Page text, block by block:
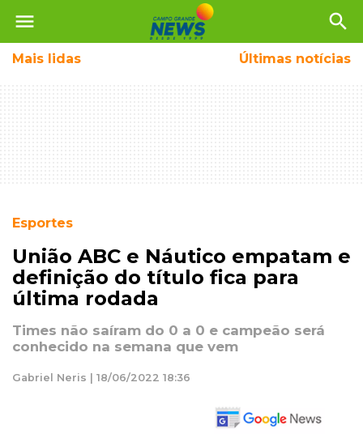
menu search
Mais lidas Últimas notícias
Esportes
União ABC e Náutico empatam e
definição do título fica para
última rodada
Times não saíram do 0 a 0 e campeão será
conhecido na semana que vem
Gabriel Neris | 18/06/2022 18:36